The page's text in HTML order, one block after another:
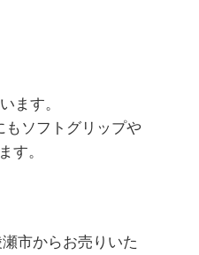
ます。
ソフトグリップや
す。
市からお売りいた